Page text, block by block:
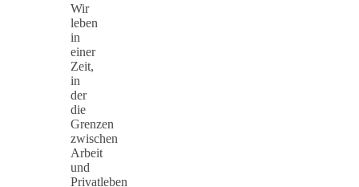
Wir
leben
in
einer
Zeit,
in
der
die
Grenzen
zwischen
Arbeit
und
Privatleben